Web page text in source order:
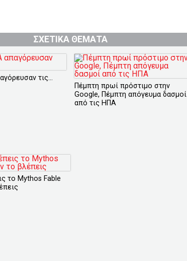
ΣΧΕΤΙΚΑ ΘΕΜΑΤΑ
τις...
Πέμπτη πρωί πρόστιμο στην
Google, Πέμπτη απόγευμα δασμοί
από τις ΗΠΑ
το Mythos Fable